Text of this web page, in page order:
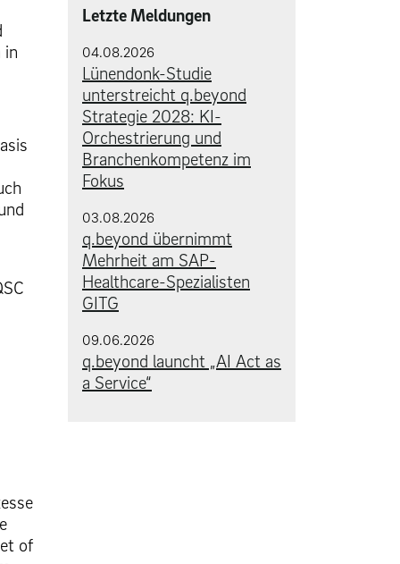
in
of
Letzte Meldungen
04.08.2026
Lünendonk-Studie
unterstreicht q.beyond
Strategie 2028: KI-
Orchestrierung und
Branchenkompetenz im
Fokus
03.08.2026
q.beyond übernimmt
Mehrheit am SAP-
Healthcare-Spezialisten
GITG
09.06.2026
q.beyond launcht „AI Act as
a Service“